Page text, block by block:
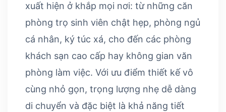
xuất hiện ở khắp mọi nơi: từ những căn
phòng trọ sinh viên chật hẹp, phòng ngủ
cá nhân, ký túc xá, cho đến các phòng
khách sạn cao cấp hay không gian văn
phòng làm việc. Với ưu điểm thiết kế vô
cùng nhỏ gọn, trọng lượng nhẹ dễ dàng
di chuyển và đặc biệt là khả năng tiết